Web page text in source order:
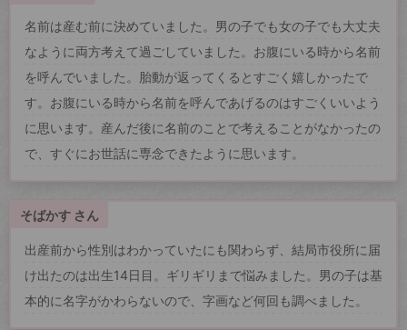
名前は産む前に決めていました。男の子でも女の子でも大丈夫
なように両方考えて過ごしていました。お腹にいる時から名前
を呼んでいました。胎動が返ってくるとすごく嬉しかったで
す。お腹にいる時から名前を呼んであげるのはすごくいいよう
に思います。産んだ後に名前のことで考えることがなかったの
で、すぐにお世話に専念できたように思います。
そばかす さん
出産前から性別はわかっていたにも関わらず、結局市役所に届
け出たのは出生14日目。ギリギリまで悩みました。男の子は基
本的に名字がかわらないので、字画など何回も調べました。